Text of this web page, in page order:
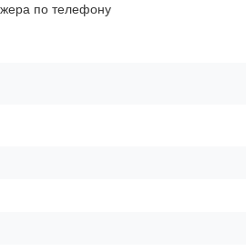
по телефону